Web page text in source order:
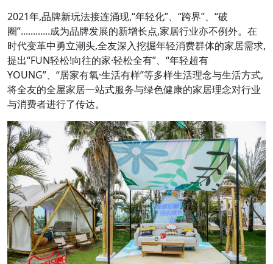
2021年,品牌新玩法接连涌现,“年轻化”、“跨界”、“破
圈”............成为品牌发展的新增长点,家居行业亦不例外。在
时代变革中勇立潮头,全友深入挖掘年轻消费群体的家居需求,
提出“FUN轻松!向往的家·轻松全有”、“年轻超有
YOUNG”、“居家有氧·生活有样”等多样生活理念与生活方式,
将全友的全屋家居一站式服务与绿色健康的家居理念对行业
与消费者进行了传达。